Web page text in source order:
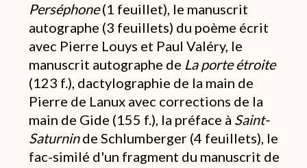
Perséphone(1 feuillet), le manuscrit
autographe (3 feuillets) du poème écrit
avec Pierre Louys et Paul Valéry, le
manuscrit autographe de La porte étroite
(123 f.), dactylographie de la main de
Pierre de Lanux avec corrections de la
main de Gide (155 f.), la préface à Saint-
Saturninde Schlumberger (4 feuillets), le
fac-similé d'un fragment du manuscrit de